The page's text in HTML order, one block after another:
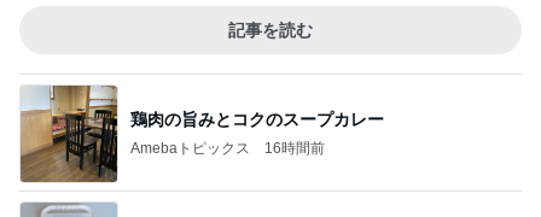
記事を読む
鶏肉の旨みとコクのスープカレー
Amebaトピックス 16時間前